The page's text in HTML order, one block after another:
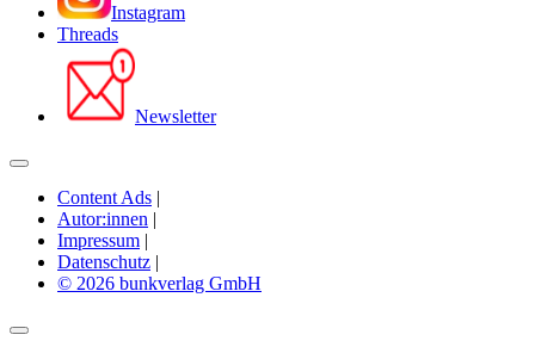
Instagram
Threads
Newsletter
Content Ads |
Autor:innen |
Impressum |
Datenschutz |
© 2026 bunkverlag GmbH